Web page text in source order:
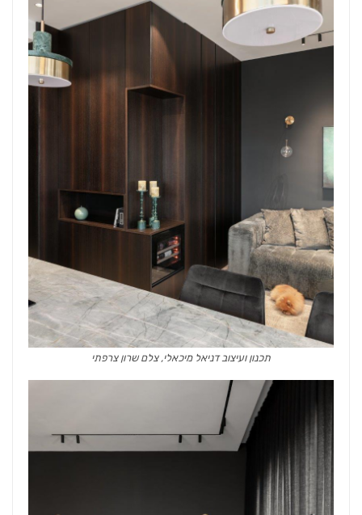
תכנון ועיצוב דניאל מיכאלי, צלם שרון צרפתי